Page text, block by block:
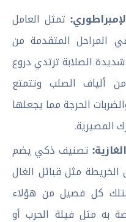
تمثل العامل
المراحل المتقدمة من
الصلابة ترتدي دروع
ألياف الصلب وتتمتع
الحرجة مما يجعلها
المصيرية.
تصنيف ذكي يضم
مثل قبائل الغال
يمتلك كل فصيل من هؤلاء
به مثل فيلة الحرب أو